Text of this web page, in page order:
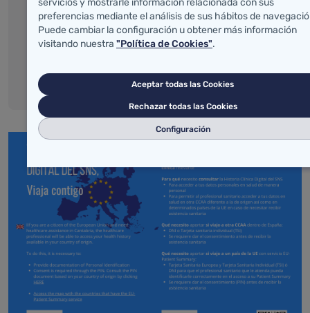
preferencias mediante el análisis de sus hábitos de
Puede cambiar la configuración u obtener más información
visitando nuestra "Política de Cookies".
Aceptar todas las Cookies
Rechazar todas las Cookies
Configuración